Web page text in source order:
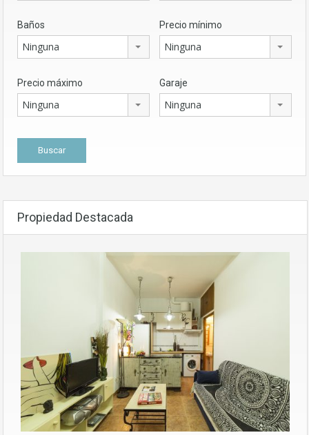
Baños
Ninguna
Precio mínimo
Ninguna
Precio máximo
Ninguna
Garaje
Ninguna
Propiedad Destacada